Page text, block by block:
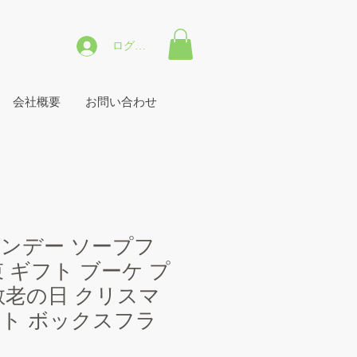
ログイン
会社概要 お問い合わせ
デー ソープフ
ギフト ブーケ プ
の日 クリスマ
ボックスフラ